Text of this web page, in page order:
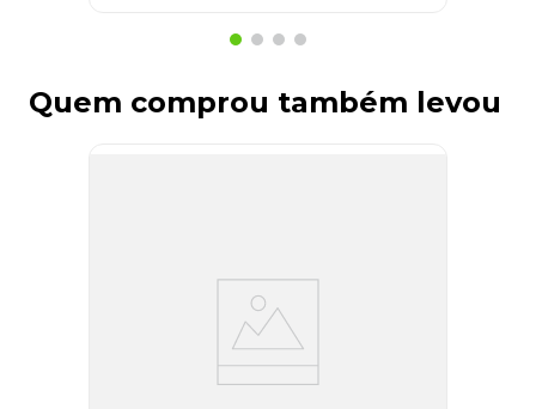
Quem comprou também levou